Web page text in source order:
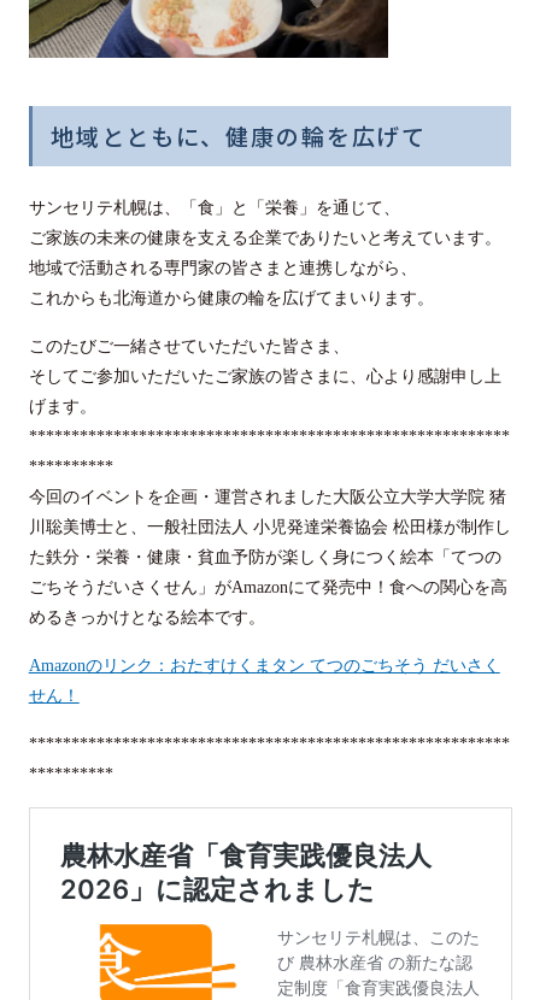
地域とともに、健康の輪を広げて
サンセリテ札幌は、「食」と「栄養」を通じて、
ご家族の未来の健康を支える企業でありたいと考えています。
地域で活動される専門家の皆さまと連携しながら、
これからも北海道から健康の輪を広げてまいります。
このたびご一緒させていただいた皆さま、
そしてご参加いただいたご家族の皆さまに、心より感謝申し上
げます。
*********************************************************
**********
今回のイベントを企画・運営されました大阪公立大学大学院 猪
川聡美博士と、一般社団法人 小児発達栄養協会 松田様が制作し
た鉄分・栄養・健康・貧血予防が楽しく身につく絵本「てつの
ごちそうだいさくせん」がAmazonにて発売中！食への関心を高
めるきっかけとなる絵本です。
Amazonのリンク：おたすけくまタン てつのごちそう だいさく
せん！
*********************************************************
**********